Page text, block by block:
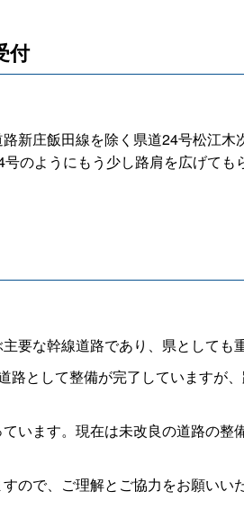
付
新庄飯田線を除く県道24号松江
のようにもう少し路肩を広げても
要な幹線道路であり、県としても
として整備が完了していますが
います。現在は未改良の道路の
ので、ご理解とご協力をお願いいた